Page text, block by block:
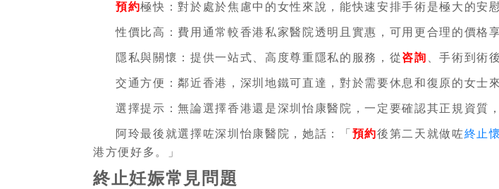
預約極快：對於處於焦慮中的女性來說，能快速安排手術是極大的安
性價比高：費用通常較香港私家醫院透明且實惠，可用更合理的價格
隱私與關懷：提供一站式、高度尊重隱私的服務，從咨詢 、手術到術
交通方便：鄰近香港，深圳地鐵可直達，對於需要休息和復原的女士
選擇提示：無論選擇香港還是深圳怡康醫院，一定要確認其正規資質
阿玲最後就選擇咗深圳怡康醫院，她話：「 預約後第二天就做咗終止
港方便好多。」
終止妊娠常見問題